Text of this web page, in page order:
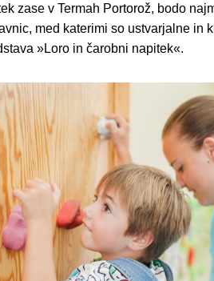
zase v Termah Portorož, bodo
med katerimi so ustvarjalne in
»Loro in čarobni napitek«.